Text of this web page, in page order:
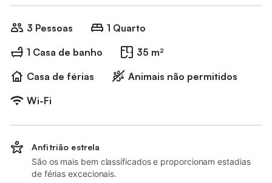
3 Pessoas
1 Quarto
1 Casa de banho
35 m²
Casa de férias
Animais não permitidos
Wi-Fi
Anfitrião estrela
São os mais bem classificados e proporcionam estadias
de férias excecionais.